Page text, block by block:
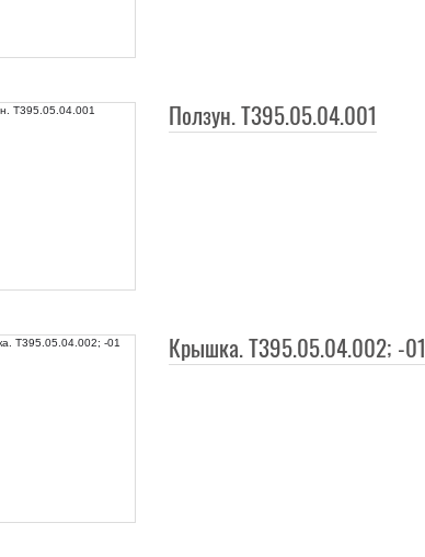
Ползун. Т395.05.04.001
Крышка. Т395.05.04.002; -01